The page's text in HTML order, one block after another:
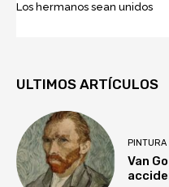
Los hermanos sean unidos
ULTIMOS ARTÍCULOS
PINTURA
Van